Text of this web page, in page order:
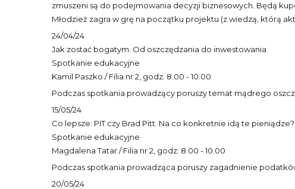
zmuszeni są do podejmowania decyzji biznesowych. Będą
Młodzież zagra w grę na początku projektu (z wiedzą, którą
24/04/24
Jak zostać bogatym. Od oszczędzania do inwestowania
Spotkanie edukacyjne
Kamil Paszko / Filia nr 2, godz. 8.00 - 10.00
Podczas spotkania prowadzący poruszy temat mądrego
15/05/24
Co lepsze: PIT czy Brad Pitt. Na co konkretnie idą te pieniądze?
Spotkanie edukacyjne
Magdalena Tatar / Filia nr 2, godz. 8.00 - 10.00
Podczas spotkania prowadząca poruszy zagadnienie
20/05/24